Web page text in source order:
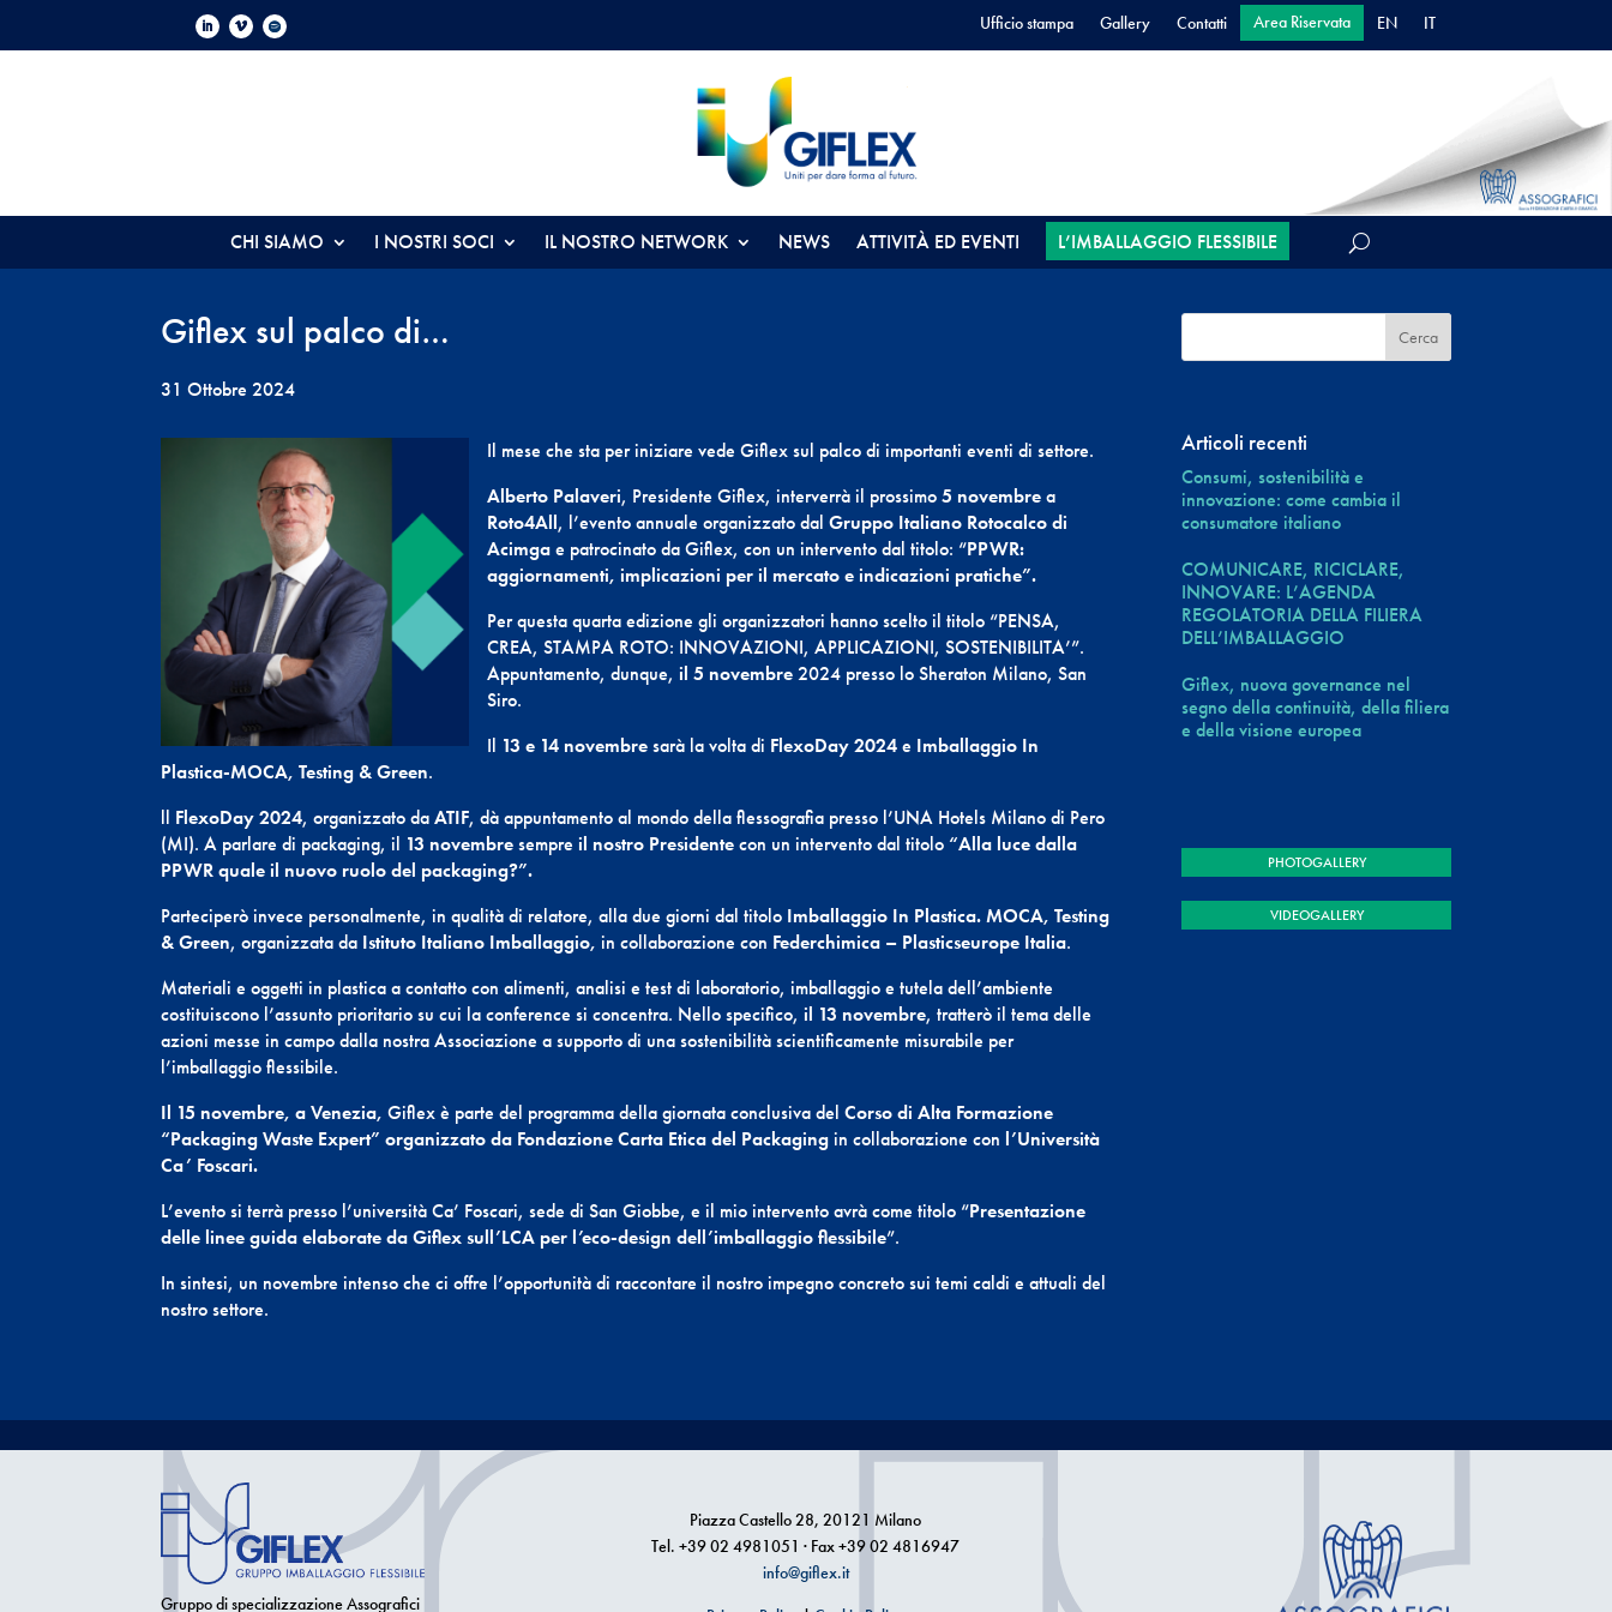
Ufficio stampa Gallery Contatti Area Riservata EN IT
CHI SIAMO I NOSTRI SOCI IL NOSTRO NETWORK NEWS ATTIVITÀ ED EVENTI L’IMBALLAGGIO FLESSIBILE
Giflex sul palco di…
31 Ottobre 2024
Il mese che sta per iniziare vede Giflex sul palco di importanti eventi di settore.
Alberto Palaveri, Presidente Giflex, interverrà il prossimo5 novembrea
Roto4All, l’evento annuale organizzato dalGruppo Italiano Rotocalco di
Acimgae patrocinato da Giflex, con un intervento dal titolo: “PPWR:
aggiornamenti, implicazioni per il mercato e indicazioni pratiche”.
Per questa quarta edizione gli organizzatori hanno scelto il titolo “PENSA,
CREA, STAMPA ROTO: INNOVAZIONI, APPLICAZIONI, SOSTENIBILITA’”.
Appuntamento, dunque,il 5 novembre2024 presso lo Sheraton Milano, San
Siro.
Il 13 e 14 novembresarà la volta di FlexoDay 2024e Imballaggio In
Plastica-MOCA, Testing & Green.
ll FlexoDay 2024, organizzato daATIF, dà appuntamento al mondo della flessografia presso l’UNA Hotels Milano di Pero
(MI). A parlare di packaging, il 13 novembresempreil nostro Presidentecon un intervento dal titolo“Alla luce dalla
PPWR quale il nuovo ruolo del packaging?”.
Parteciperò invece personalmente, in qualità di relatore, alla due giorni dal titolo Imballaggio In Plastica. MOCA, Testing
& Green, organizzata da Istituto Italiano Imballaggio,in collaborazione con Federchimica – Plasticseurope Italia.
Materiali e oggetti in plastica a contatto con alimenti, analisi e test di laboratorio, imballaggio e tutela dell’ambiente
costituiscono l’assunto prioritario su cui la conference si concentra. Nello specifico,il 13 novembre, tratterò il tema delle
azioni messe in campo dalla nostra Associazione a supporto di una sostenibilità scientificamente misurabile per
l’imballaggio flessibile.
Il 15 novembre, a Venezia,Giflex è parte del programma della giornata conclusiva del Corso di Alta Formazione
“Packaging Waste Expert” organizzato da Fondazione Carta Etica del Packagingin collaborazione con l’Università
Ca’ Foscari.
L’evento si terrà presso l’università Ca’ Foscari, sede di San Giobbe, e il mio intervento avrà come titolo “Presentazione
delle linee guida elaborate da Giflex sull’LCA per l’eco-design dell’imballaggio flessibile”.
In sintesi, un novembre intenso che ci offre l’opportunità di raccontare il nostro impegno concreto sui temi caldi e attuali del
nostro settore.
Articoli recenti
Consumi, sostenibilità e
innovazione: come cambia il
consumatore italiano
COMUNICARE, RICICLARE,
INNOVARE: L’AGENDA
REGOLATORIA DELLA FILIERA
DELL’IMBALLAGGIO
Giflex, nuova governance nel
segno della continuità, della filiera
e della visione europea
PHOTOGALLERY
VIDEOGALLERY
Gruppo di specializzazione Assografici
Piazza Castello 28, 20121 Milano
Tel. +39 02 4981051 · Fax +39 02 4816947
info@giflex.it